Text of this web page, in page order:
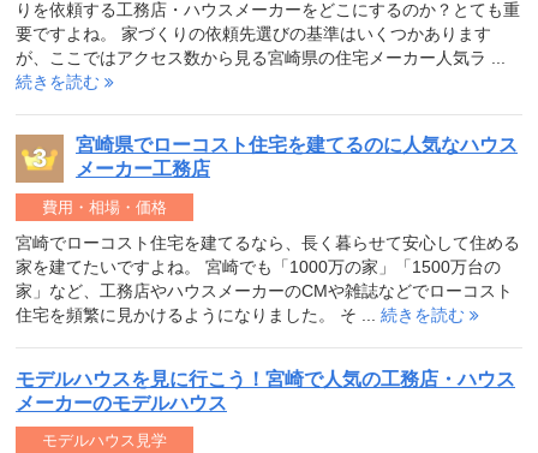
りを依頼する工務店・ハウスメーカーをどこにするのか？とても重
要ですよね。 家づくりの依頼先選びの基準はいくつかあります
が、ここではアクセス数から見る宮崎県の住宅メーカー人気ラ ...
続きを読む
宮崎県でローコスト住宅を建てるのに人気なハウス
メーカー工務店
宮崎でローコスト住宅を建てるなら、長く暮らせて安心して住める
家を建てたいですよね。 宮崎でも「1000万の家」「1500万台の
家」など、工務店やハウスメーカーのCMや雑誌などでローコスト
住宅を頻繁に見かけるようになりました。 そ ... 続きを読む
費用・相場・価格
モデルハウスを見に行こう！宮崎で人気の工務店・ハウス
メーカーのモデルハウス
モデルハウス見学